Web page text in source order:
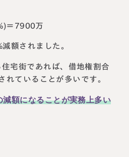
＝7900万
額されました。
宅街であれば、借地権割合
れていることが多いです。
減額になることが実務上多い